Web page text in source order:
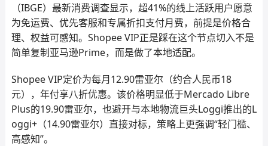
（IBGE）最新消费调查显示，超41%的线上活跃用户愿意
为免运费、优先客服和专属折扣支付月费，前提是价格合
理、权益可感知。Shopee VIP正是踩在这个节点切入不是
简单复制亚马逊Prime，而是做了本地适配。
Shopee VIP定价为每月12.90雷亚尔（约合人民币18
元），年付享八折优惠。该价格明显低于Mercado Libre
Plus的19.90雷亚尔，也避开与本地物流巨头Loggi推出的L
oggi+（14.90雷亚尔）直接对标，策略上更强调“轻门槛、
高感知”。